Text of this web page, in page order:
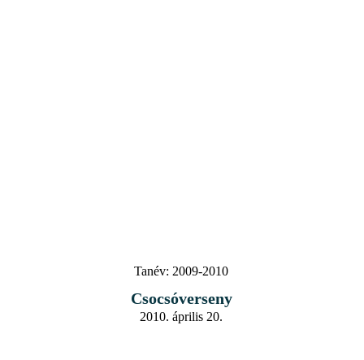
Tanév: 2009-2010
Csocsóverseny
2010. április 20.